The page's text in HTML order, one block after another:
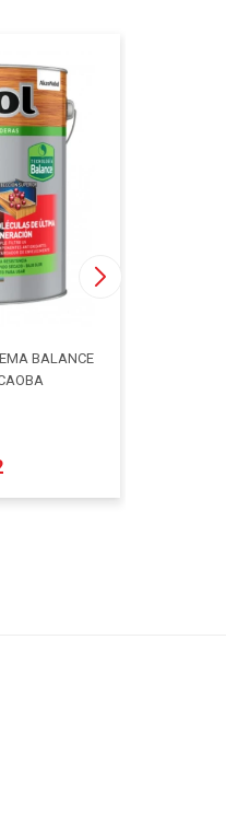
BALANCE